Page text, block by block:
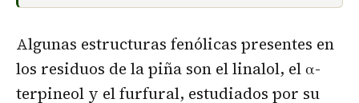
Algunas estructuras fenólicas presentes en
los residuos de la piña son el linalol, el α-
terpineol y el furfural, estudiados por su